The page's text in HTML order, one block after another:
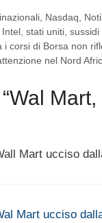
Nasdaq
Intel ,stati uniti ,sussidi
corsi di Borsa non
nel Nord
Mart ucciso
Mart ucciso